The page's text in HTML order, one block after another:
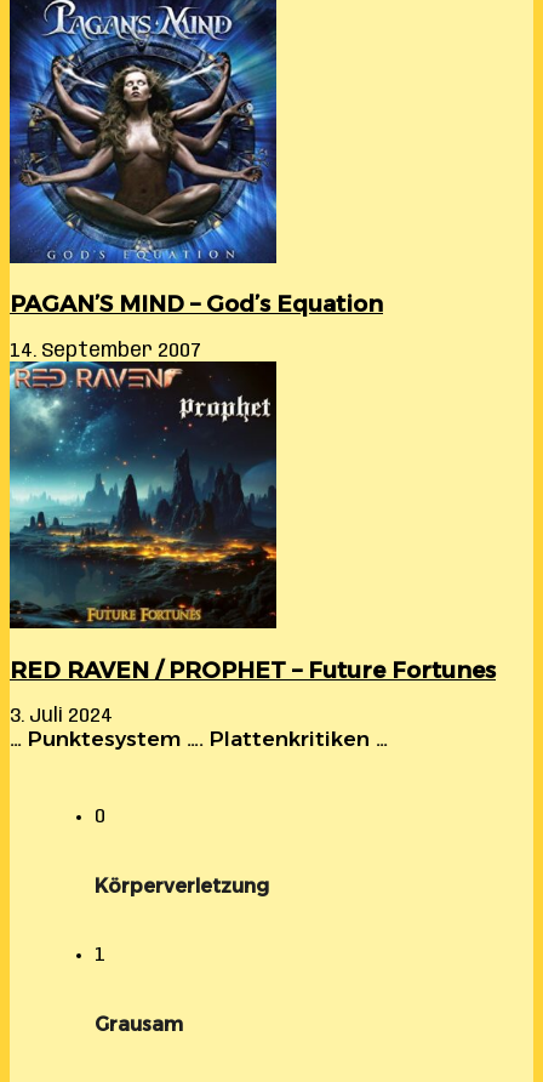
PAGAN’S MIND – God’s Equation
14. September 2007
RED RAVEN / PROPHET – Future Fortunes
3. Juli 2024
… Punktesystem …. Plattenkritiken …
0
Körperverletzung
1
Grausam